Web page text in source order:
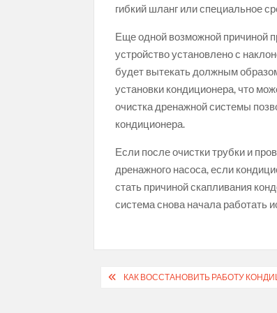
гибкий шланг или специальное
Еще одной возможной причиной
устройство установлено с
будет вытекать должным
установки кондиционера, что
очистка дренажной системы
кондиционера.
Если после очистки трубки и
дренажного насоса, если
стать причиной скапливания
система снова начала работать
Навигация
КАК ВОССТАНОВИТЬ РАБОТУ